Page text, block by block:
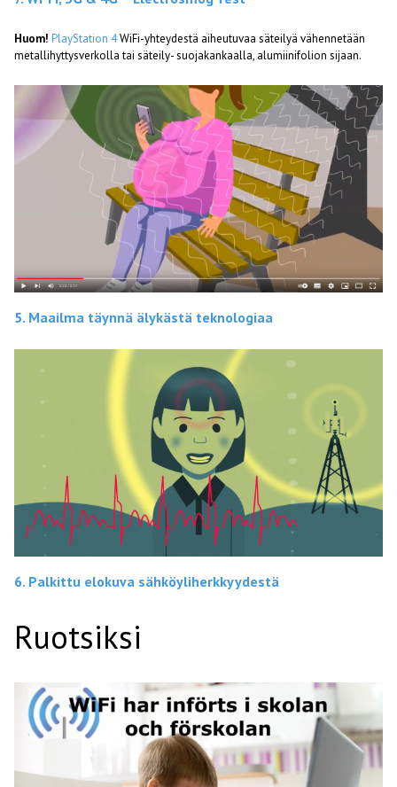
Huom! PlayStation 4WiFi-yhteydestä aiheutuvaa säteilyä vähennetään
metallihyttysverkolla tai säteily- suojakankaalla, alumiinifolion sijaan.
5. Maailma täynnä älykästä teknologiaa
6. Palkittu elokuva sähköyliherkkyydestä
Ruotsiksi